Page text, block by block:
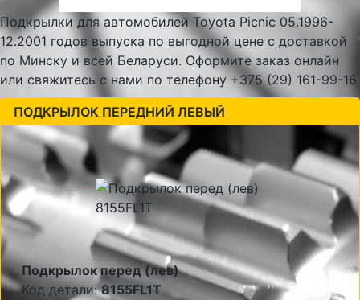
Подкрылки для автомобилей Toyota Picnic 05.1996-
12.2001 годов выпуска по выгодной цене с доставкой
по Минску и всей Беларуси. Оформите заказ онлайн
или свяжитесь с нами по телефону +375 (29) 161-99-16.
ПОДКРЫЛОК ПЕРЕДНИЙ ЛЕВЫЙ
Подкрылок перед (лев)
Код детали:8155FL1T